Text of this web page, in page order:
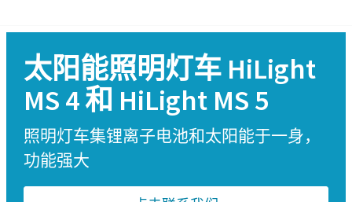
太阳能照明灯车 HiLight
MS 4 和 HiLight MS 5
照明灯车集锂离子电池和太阳能于一身，
功能强大